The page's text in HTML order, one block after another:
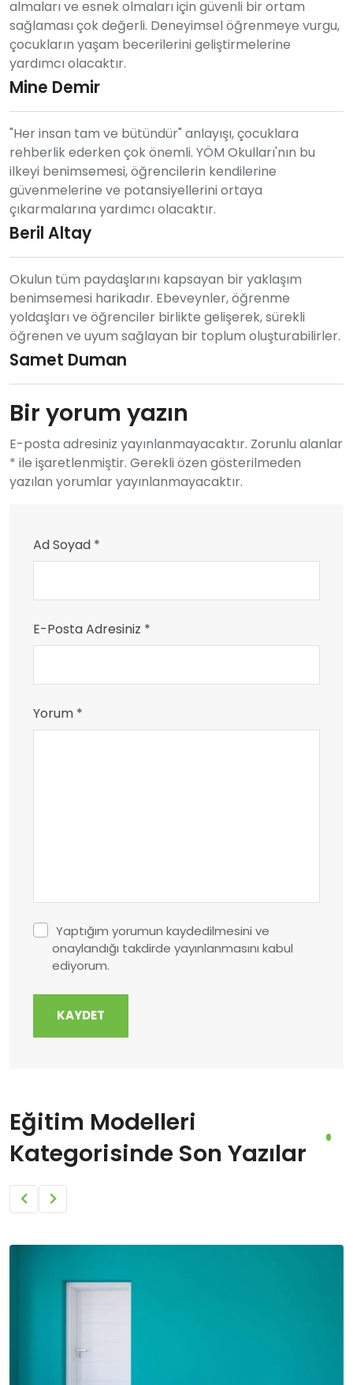
almaları ve esnek olmaları için güvenli bir ortam
sağlaması çok değerli. Deneyimsel öğrenmeye vurgu,
çocukların yaşam becerilerini geliştirmelerine
yardımcı olacaktır.
Mine Demir
"Her insan tam ve bütündür" anlayışı, çocuklara
rehberlik ederken çok önemli. YÖM Okulları'nın bu
ilkeyi benimsemesi, öğrencilerin kendilerine
güvenmelerine ve potansiyellerini ortaya
çıkarmalarına yardımcı olacaktır.
Beril Altay
Okulun tüm paydaşlarını kapsayan bir yaklaşım
benimsemesi harikadır. Ebeveynler, öğrenme
yoldaşları ve öğrenciler birlikte gelişerek, sürekli
öğrenen ve uyum sağlayan bir toplum oluşturabilirler.
Samet Duman
Bir yorum yazın
E-posta adresiniz yayınlanmayacaktır. Zorunlu alanlar
* ile işaretlenmiştir. Gerekli özen gösterilmeden
yazılan yorumlar yayınlanmayacaktır.
Ad Soyad *
E-Posta Adresiniz *
Yorum *
Yaptığım yorumun kaydedilmesini ve
onaylandığı takdirde yayınlanmasını kabul
ediyorum.
KAYDET
Eğitim Modelleri
Kategorisinde Son Yazılar